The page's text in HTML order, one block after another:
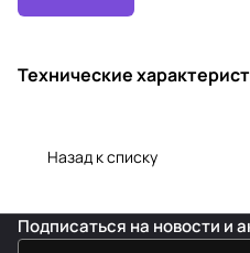
Технические
Назад к списку
Подписаться на новости и